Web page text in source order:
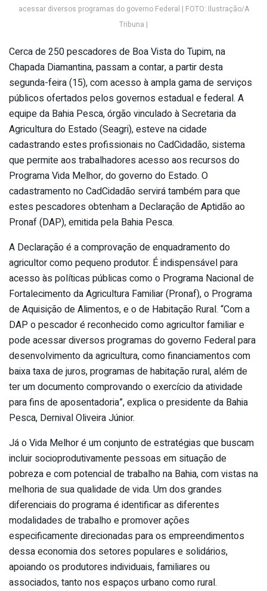
acessar diversos programas do governo Federal | FOTO: Ilustração/A
Tribuna |
Cerca de 250 pescadores de Boa Vista do Tupim, na
Chapada Diamantina, passam a contar, a partir desta
segunda-feira (15), com acesso à ampla gama de serviços
públicos ofertados pelos governos estadual e federal. A
equipe da Bahia Pesca, órgão vinculado à Secretaria da
Agricultura do Estado (Seagri), esteve na cidade
cadastrando estes profissionais no CadCidadão, sistema
que permite aos trabalhadores acesso aos recursos do
Programa Vida Melhor, do governo do Estado. O
cadastramento no CadCidadão servirá também para que
estes pescadores obtenham a Declaração de Aptidão ao
Pronaf (DAP), emitida pela Bahia Pesca.
A Declaração é a comprovação de enquadramento do
agricultor como pequeno produtor. É indispensável para
acesso às políticas públicas como o Programa Nacional de
Fortalecimento da Agricultura Familiar (Pronaf), o Programa
de Aquisição de Alimentos, e o de Habitação Rural. “Com a
DAP o pescador é reconhecido como agricultor familiar e
pode acessar diversos programas do governo Federal para
desenvolvimento da agricultura, como financiamentos com
baixa taxa de juros, programas de habitação rural, além de
ter um documento comprovando o exercício da atividade
para fins de aposentadoria”, explica o presidente da Bahia
Pesca, Dernival Oliveira Júnior.
Já o Vida Melhor é um conjunto de estratégias que buscam
incluir socioprodutivamente pessoas em situação de
pobreza e com potencial de trabalho na Bahia, com vistas na
melhoria de sua qualidade de vida. Um dos grandes
diferenciais do programa é identificar as diferentes
modalidades de trabalho e promover ações
especificamente direcionadas para os empreendimentos
dessa economia dos setores populares e solidários,
apoiando os produtores individuais, familiares ou
associados, tanto nos espaços urbano como rural.